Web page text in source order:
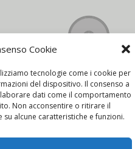
Cookie
tecnologie come i cookie per
del dispositivo. Il consenso a
dati come il comportamento
Non acconsentire o ritirare il
alcune caratteristiche e funzioni.